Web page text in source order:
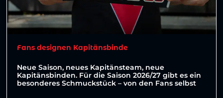
Fans designen Kapitänsbinde
Neue Saison, neues Kapitänsteam, neue
Kapitänsbinden. Für die Saison 2026/27 gibt es ein
besonderes Schmuckstück – von den Fans selbst